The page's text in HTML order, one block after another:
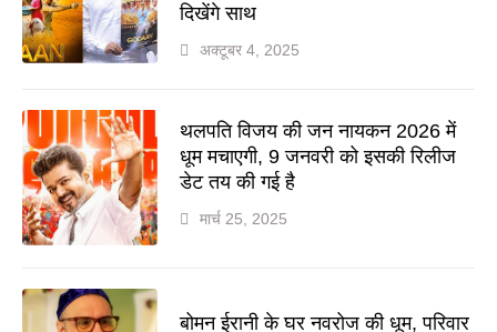
दिखेंगे साथ
अक्टूबर 4, 2025
थलपति विजय की जन नायकन 2026 में
धूम मचाएगी, 9 जनवरी को इसकी रिलीज
डेट तय की गई है
मार्च 25, 2025
बोमन ईरानी के घर नवरोज की धूम, परिवार